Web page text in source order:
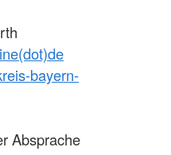
bayern-
Absprache